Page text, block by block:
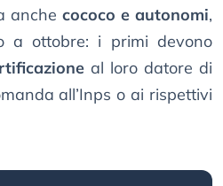
anche cococo e autonomi,
a ottobre: i primi devono
al loro datore di
all’Inps o ai rispettivi